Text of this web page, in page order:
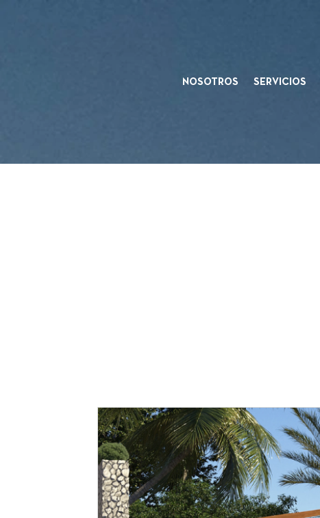
NOSOTROS SERVICIOS